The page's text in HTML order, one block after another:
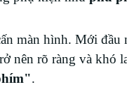
màn hình. Mới
nên rõ ràng và khó
.